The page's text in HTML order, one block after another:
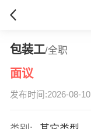
包装工/全职
面议
发布时间:2026-08-10